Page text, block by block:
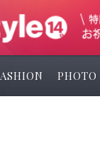
PHOTO